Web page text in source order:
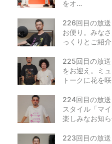
をオ…
226回目の放送
お便り。みな
っくりとご紹
225回目の放送
をお迎え。ミ
トークに花を
224回目の放
スタイル「マ
楽しみなお知
223回目の放